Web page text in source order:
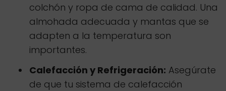
colchón y ropa de cama de calidad. Una
almohada adecuada y mantas que se
adapten a la temperatura son
importantes.
Calefacción y Refrigeración: Asegúrate
de que tu sistema de calefacción